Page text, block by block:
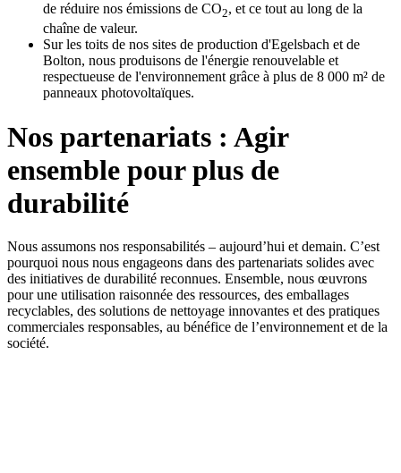
de réduire nos émissions de CO2, et ce tout au long de la
chaîne de valeur.
Sur les toits de nos sites de production d'Egelsbach et de
Bolton, nous produisons de l'énergie renouvelable et
respectueuse de l'environnement grâce à plus de 8 000 m² de
panneaux photovoltaïques.
Nos partenariats : Agir
ensemble pour plus de
durabilité
Nous assumons nos responsabilités – aujourd’hui et demain. C’est
pourquoi nous nous engageons dans des partenariats solides avec
des initiatives de durabilité reconnues. Ensemble, nous œuvrons
pour une utilisation raisonnée des ressources, des emballages
recyclables, des solutions de nettoyage innovantes et des pratiques
commerciales responsables, au bénéfice de l’environnement et de la
société.